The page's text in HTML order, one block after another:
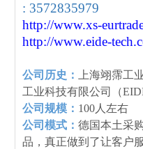
: 3572835979
http://www.xs-
http://www.eide-tech
公司历史：
上海翊霈工
工业科技有限公司（
公司规模： 100人左右
公司模式： 德国本土采
品，真正做到了让客户